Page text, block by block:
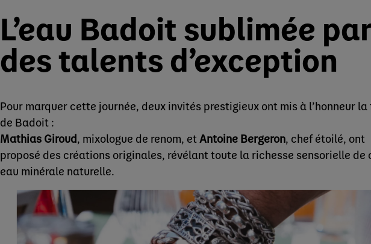
L’eau Badoit sublimée
des talents d’exception
Pour marquer cette journée, deux invités prestigieux ont mis à l’honneur la
de Badoit :
Mathias Giroud, mixologue de renom, et Antoine Bergeron, chef étoilé, ont
proposé des créations originales, révélant toute la richesse sensorielle de
eau minérale naturelle.